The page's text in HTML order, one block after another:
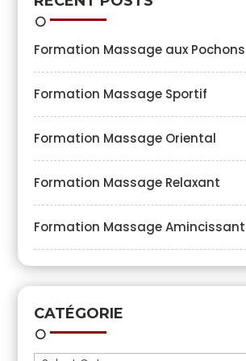
Formation Massage aux Pochons
Formation Massage Sportif
Formation Massage Oriental
Formation Massage Relaxant
Formation Massage
CATÉGORIE